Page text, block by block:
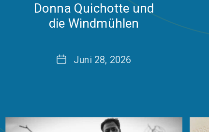
Donna Quichotte und
die Windmühlen
DateJuni 28, 2026